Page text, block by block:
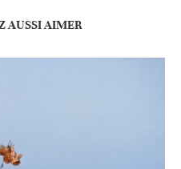
AUSSI AIMER